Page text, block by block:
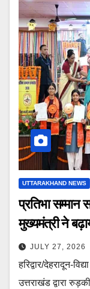
UTTARAKHAND NEWS
प्रतिभा सम्मान
मुख्यमंत्री ने
JULY 27, 2026
हरिद्वार/देहरादून-
उत्तराखंड द्वारा